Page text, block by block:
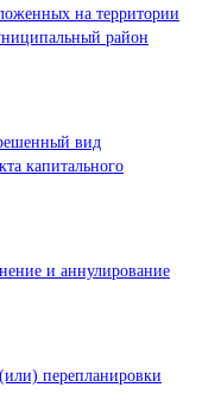
на территории
район
вид
капитального
и аннулирование
перепланировки